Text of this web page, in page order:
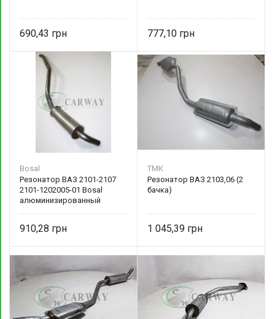
690,43 777,10
Bosal
Резонатор ВАЗ 2101-2107
2101-1202005-01 Bosal
алюминизированный
910,28
ТМК
Резонатор ВАЗ 2103,06 (2
бачка)
1 045,39